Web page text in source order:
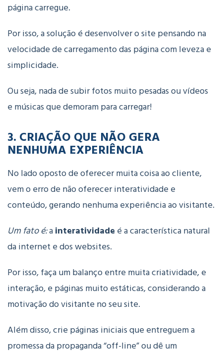
página carregue.
Por isso, a solução é desenvolver o site pensando na
velocidade de carregamento das página com leveza e
simplicidade.
Ou seja, nada de subir fotos muito pesadas ou vídeos
e músicas que demoram para carregar!
3. CRIAÇÃO QUE NÃO GERA
NENHUMA EXPERIÊNCIA
No lado oposto de oferecer muita coisa ao cliente,
vem o erro de não oferecer interatividade e
conteúdo, gerando nenhuma experiência ao visitante.
Um fato é:ainteratividade é a característica natural
da internet e dos websites.
Por isso, faça um balanço entre muita criatividade, e
interação, e páginas muito estáticas, considerando a
motivação do visitante no seu site.
Além disso, crie páginas iniciais que entreguem a
promessa da propaganda “off-line” ou dê um